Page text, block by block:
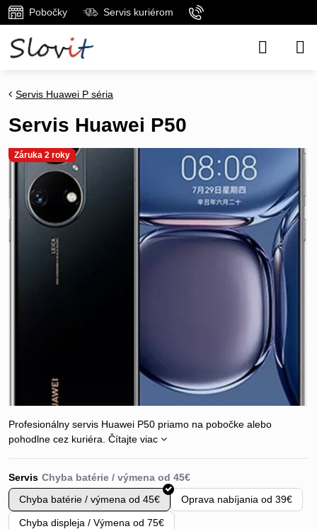
Pobočky Servis kuriérom
Záruka 2 roky
Servis Huawei P séria
Servis Huawei P50
Profesionálny servis Huawei P50 priamo na pobočke alebo
pohodlne cez kuriéra. Čítajte viac
Servis
Chyba batérie / výmena od 45€
Oprava nabíjania od 39€
Chyba displeja / Výmena od 75€